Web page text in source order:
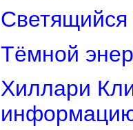
Светящийся
Тёмной
Хиллари